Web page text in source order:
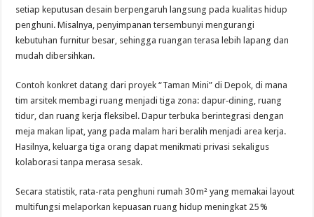
setiap keputusan desain berpengaruh langsung pada kualitas hidup
penghuni. Misalnya, penyimpanan tersembunyi mengurangi
kebutuhan furnitur besar, sehingga ruangan terasa lebih lapang dan
mudah dibersihkan.
Contoh konkret datang dari proyek “Taman Mini” di Depok, di mana
tim arsitek membagi ruang menjadi tiga zona: dapur‑dining, ruang
tidur, dan ruang kerja fleksibel. Dapur terbuka berintegrasi dengan
meja makan lipat, yang pada malam hari beralih menjadi area kerja.
Hasilnya, keluarga tiga orang dapat menikmati privasi sekaligus
kolaborasi tanpa merasa sesak.
Secara statistik, rata-rata penghuni rumah 30 m² yang memakai layout
multifungsi melaporkan kepuasan ruang hidup meningkat 25 %